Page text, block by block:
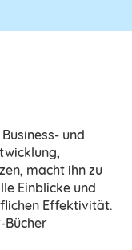
und
macht ihn zu
Einblicke und
Effektivität.
Bücher